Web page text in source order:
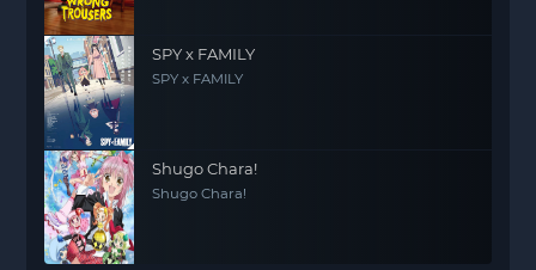
SPY x FAMILY
SPY x FAMILY
Shugo Chara!
Shugo Chara!